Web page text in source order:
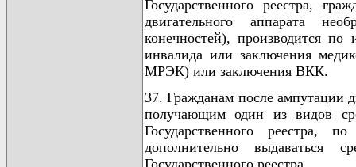
Государственного реестра,
двигательного аппарата
конечностей), производится
инвалида или заключения
МРЭК) или заключения ВКК.
37. Гражданам после ампутации
получающим один из видов
Государственного
дополнительно выдаваться
Государственного реестра.